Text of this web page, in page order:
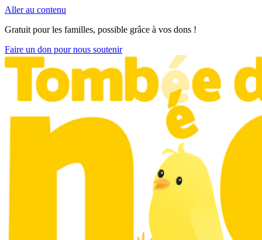
Aller au contenu
Gratuit pour les familles, possible grâce à vos dons !
Faire un don pour nous soutenir